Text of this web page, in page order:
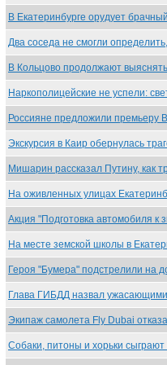
В Екатеринбурге орудует
Два соседа не смогли
В Кольцово продолжают
Наркополицейские не успели:
Россияне предложили премьеру
Экскурсия в Каир обернулась
Мишарин рассказал Путину, как
На оживленных улицах
Акция "Подготовка автомобиля
На месте земской школы в
Героя "Бумера" подстрелили на
Глава ГИБДД назвал
Экипаж самолета Fly Dubai
Собаки, питоны и хорьки сыграют